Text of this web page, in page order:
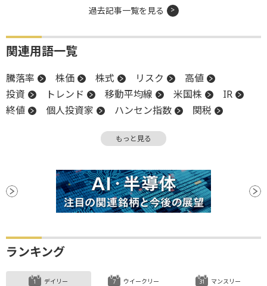
過去記事一覧を見る
関連用語一覧
騰落率 株価 株式 リスク
高値
投資
トレンド 移動平均線 米国株
IR
終値
個人投資家 ハンセン指数
関税
もっと見る
ランキング
デイリー ウイークリー マンスリー